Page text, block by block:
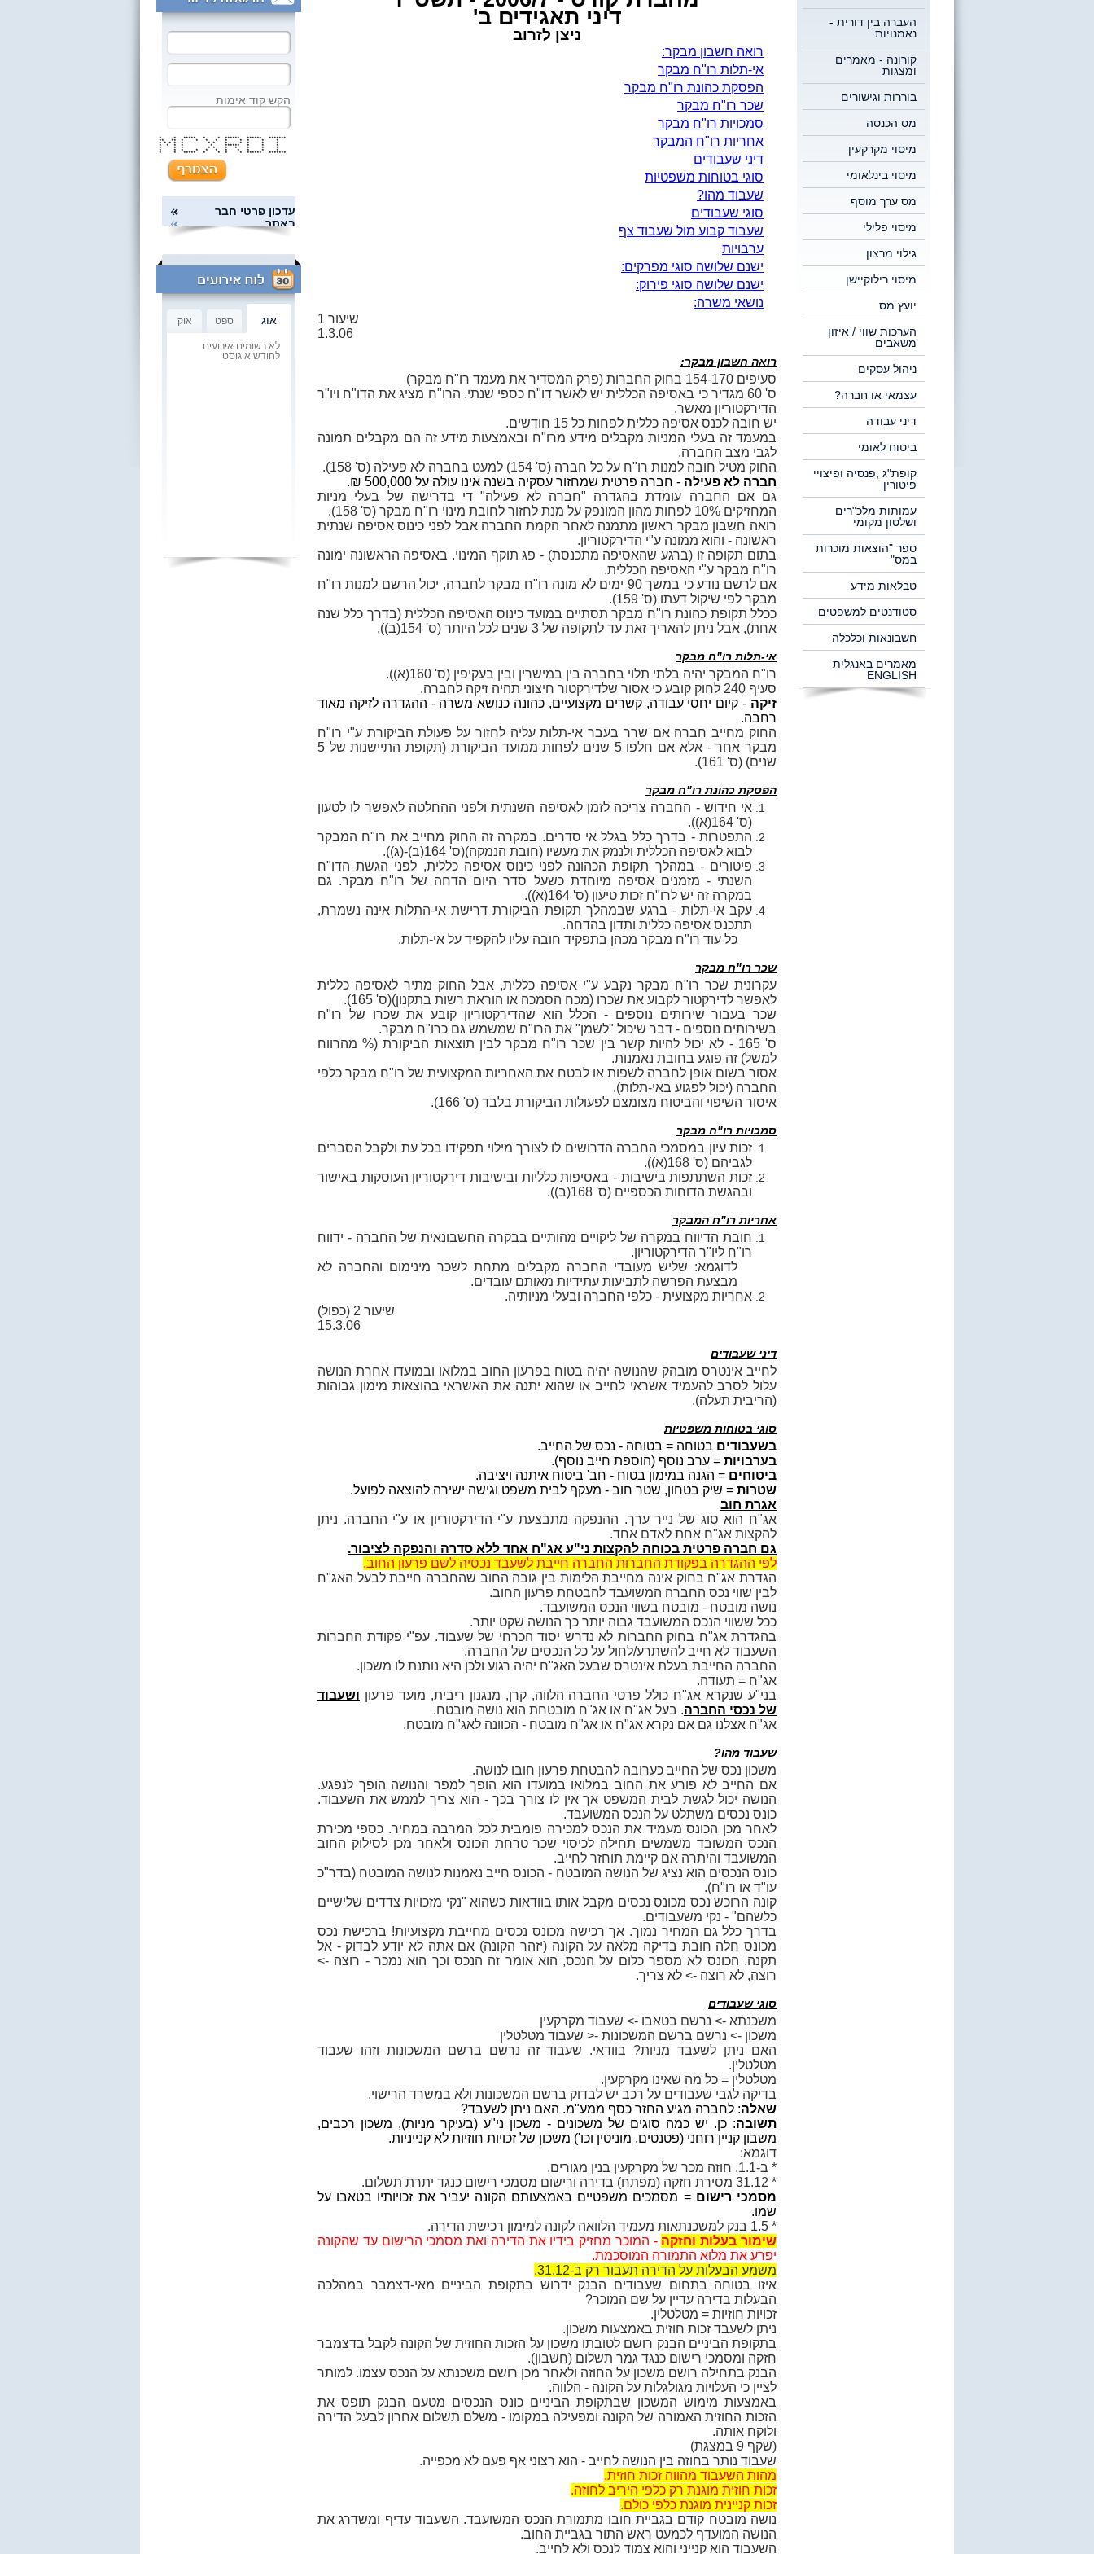
העברה בין דורית -
נאמנויות
קורונה - מאמרים
ומצגות
בוררות וגישורים
מס הכנסה
מיסוי מקרקעין
מיסוי בינלאומי
מס ערך מוסף
מיסוי פלילי
גילוי מרצון
מיסוי רילוקיישן
יועץ מס
הערכות שווי / איזון
משאבים
ניהול עסקים
עצמאי או חברה?
דיני עבודה
ביטוח לאומי
קופת"ג ,פנסיה ופיצויי
פיטורין
עמותות מלכ"רים
ושלטון מקומי
ספר "הוצאות מוכרות
במס"
טבלאות מידע
סטודנטים למשפטים
חשבונאות וכלכלה
מאמרים באנגלית
ENGLISH
דיני תאגידים ב'
ניצן לזרוב
רואה חשבון מבקר:
אי-תלות רו"ח מבקר
הפסקת כהונת רו"ח מבקר
שכר רו"ח מבקר
סמכויות רו"ח מבקר
אחריות רו"ח המבקר
דיני שעבודים
סוגי בטוחות משפטיות
שעבוד מהו?
סוגי שעבודים
שעבוד קבוע מול שעבוד צף
ערבויות
ישנם שלושה סוגי מפרקים:
ישנם שלושה סוגי פירוק:
נושאי משרה:
שיעור 1
1.3.06
רואה חשבון מבקר:
סעיפים 154-170 בחוק החברות (פרק המסדיר את מעמד רו"ח מבקר)
ס' 60 מגדיר כי באסיפה הכללית יש לאשר דו"ח כספי שנתי. הרו"ח מציג את הדו"ח ויו"ר
הדירקטוריון מאשר.
יש חובה לכנס אסיפה כללית לפחות כל 15 חודשים.
במעמד זה בעלי המניות מקבלים מידע מרו"ח ובאמצעות מידע זה הם מקבלים תמונה
לגבי מצב החברה.
החוק מטיל חובה למנות רו"ח על כל חברה (ס' 154) למעט בחברה לא פעילה (ס' 158).
חברה לא פעילה - חברה פרטית שמחזור עסקיה בשנה אינו עולה על 500,000 ₪.
גם אם החברה עומדת בהגדרה "חברה לא פעילה" די בדרישה של בעלי מניות
המחזיקים 10% לפחות מהון המונפק על מנת לחזור לחובת מינוי רו"ח מבקר (ס' 158).
רואה חשבון מבקר ראשון מתמנה לאחר הקמת החברה אבל לפני כינוס אסיפה שנתית
ראשונה - והוא ממונה ע"י הדירקטוריון.
בתום תקופה זו (ברגע שהאסיפה מתכנסת) - פג תוקף המינוי. באסיפה הראשונה ימונה
רו"ח מבקר ע"י האסיפה הכללית.
אם לרשם נודע כי במשך 90 ימים לא מונה רו"ח מבקר לחברה, יכול הרשם למנות רו"ח
מבקר לפי שיקול דעתו (ס' 159).
ככלל תקופת כהונת רו"ח מבקר תסתיים במועד כינוס האסיפה הכללית (בדרך כלל שנה
אחת), אבל ניתן להאריך זאת עד לתקופה של 3 שנים לכל היותר (ס' 154(ב)).
אי-תלות רו"ח מבקר
רו"ח המבקר יהיה בלתי תלוי בחברה בין במישרין ובין בעקיפין (ס' 160(א)).
סעיף 240 לחוק קובע כי אסור שלדירקטור חיצוני תהיה זיקה לחברה.
זיקה - קיום יחסי עבודה, קשרים מקצועיים, כהונה כנושא משרה - ההגדרה לזיקה מאוד
רחבה.
החוק מחייב חברה אם שרר בעבר אי-תלות עליה לחזור על פעולת הביקורת ע"י רו"ח
מבקר אחר - אלא אם חלפו 5 שנים לפחות ממועד הביקורת (תקופת התיישנות של 5
שנים) (ס' 161).
הפסקת כהונת רו"ח מבקר
אי חידוש - החברה צריכה לזמן לאסיפה השנתית ולפני ההחלטה לאפשר לו לטעון
(ס' 164(א)).
התפטרות - בדרך כלל בגלל אי סדרים. במקרה זה החוק מחייב את רו"ח המבקר
לבוא לאסיפה הכללית ולנמק את מעשיו (חובת הנמקה)(ס' 164(ב)-(ג)).
פיטורים - במהלך תקופת הכהונה לפני כינוס אסיפה כללית, לפני הגשת הדו"ח
השנתי - מזמנים אסיפה מיוחדת כשעל סדר היום הדחה של רו"ח מבקר. גם
במקרה זה יש לרו"ח זכות טיעון (ס' 164(א)).
עקב אי-תלות - ברגע שבמהלך תקופת הביקורת דרישת אי-התלות אינה נשמרת,
תתכנס אסיפה כללית ותדון בהדחה.
כל עוד רו"ח מבקר מכהן בתפקיד חובה עליו להקפיד על אי-תלות.
שכר רו"ח מבקר
עקרונית שכר רו"ח מבקר נקבע ע"י אסיפה כללית, אבל החוק מתיר לאסיפה כללית
לאפשר לדירקטור לקבוע את שכרו (מכח הסמכה או הוראת רשות בתקנון)(ס' 165).
שכר בעבור שירותים נוספים - הכלל הוא שהדירקטוריון קובע את שכרו של רו"ח
בשירותים נוספים - דבר שיכול "לשמן" את הרו"ח שמשמש גם כרו"ח מבקר.
ס' 165 - לא יכול להיות קשר בין שכר רו"ח מבקר לבין תוצאות הביקורת (% מהרווח
למשל) זה פוגע בחובת נאמנות.
אסור בשום אופן לחברה לשפות או לבטח את האחריות המקצועית של רו"ח מבקר כלפי
החברה (יכול לפגוע באי-תלות).
איסור השיפוי והביטוח מצומצם לפעולות הביקורת בלבד (ס' 166).
סמכויות רו"ח מבקר
זכות עיון במסמכי החברה הדרושים לו לצורך מילוי תפקידו בכל עת ולקבל הסברים
לגביהם (ס' 168(א)).
זכות השתתפות בישיבות - באסיפות כלליות ובישיבות דירקטוריון העוסקות באישור
ובהגשת הדוחות הכספיים (ס' 168(ב)).
אחריות רו"ח המבקר
חובת הדיווח במקרה של ליקויים מהותיים בבקרה החשבונאית של החברה - ידווח
רו"ח ליו"ר הדירקטוריון.
לדוגמא: שליש מעובדי החברה מקבלים מתחת לשכר מינימום והחברה לא
מבצעת הפרשה לתביעות עתידיות מאותם עובדים.
אחריות מקצועית - כלפי החברה ובעלי מניותיה.
שיעור 2 (כפול)
15.3.06
דיני שעבודים
לחייב אינטרס מובהק שהנושה יהיה בטוח בפרעון החוב במלואו ובמועדו אחרת הנושה
עלול לסרב להעמיד אשראי לחייב או שהוא יתנה את האשראי בהוצאות מימון גבוהות
(הריבית תעלה).
סוגי בטוחות משפטיות
בשעבודים בטוחה = בטוחה - נכס של החייב.
בערבויות = ערב נוסף (הוספת חייב נוסף).
ביטוחים = הגנה במימון בטוח - חב' ביטוח איתנה ויציבה.
שטרות = שיק בטחון, שטר חוב - מעקף לבית משפט וגישה ישירה להוצאה לפועל.
אגרת חוב
אג"ח הוא סוג של נייר ערך. ההנפקה מתבצעת ע"י הדירקטוריון או ע"י החברה. ניתן
להקצות אג"ח אחת לאדם אחד.
גם חברה פרטית בכוחה להקצות ני"ע אג"ח אחד ללא סדרה והנפקה לציבור.
לפי ההגדרה בפקודת החברות החברה חייבת לשעבד נכסיה לשם פרעון החוב.
הגדרת אג"ח בחוק אינה מחייבת הלימות בין גובה החוב שהחברה חייבת לבעל האג"ח
לבין שווי נכס החברה המשועבד להבטחת פרעון החוב.
נושה מובטח - מובטח בשווי הנכס המשועבד.
ככל ששווי הנכס המשועבד גבוה יותר כך הנושה שקט יותר.
בהגדרת אג"ח בחוק החברות לא נדרש יסוד הכרחי של שעבוד. עפ"י פקודת החברות
השעבוד לא חייב להשתרע/לחול על כל הנכסים של החברה.
החברה החייבת בעלת אינטרס שבעל האג"ח יהיה רגוע ולכן היא נותנת לו משכון.
אג"ח = תעודה.
בני"ע שנקרא אג"ח כולל פרטי החברה הלווה, קרן, מנגנון ריבית, מועד פרעון ושעבוד
של נכסי החברה. בעל אג"ח או אג"ח מובטחת הוא נושה מובטח.
אג"ח אצלנו גם אם נקרא אג"ח או אג"ח מובטח - הכוונה לאג"ח מובטח.
שעבוד מהו?
משכון נכס של החייב כערובה להבטחת פרעון חובו לנושה.
אם החייב לא פורע את החוב במלואו במועדו הוא הופך למפר והנושה הופך לנפגע.
הנושה יכול לגשת לבית המשפט אך אין לו צורך בכך - הוא צריך לממש את השעבוד.
כונס נכסים משתלט על הנכס המשועבד.
לאחר מכן הכונס מעמיד את הנכס למכירה פומבית לכל המרבה במחיר. כספי מכירת
הנכס המשובד משמשים תחילה לכיסוי שכר טרחת הכונס ולאחר מכן לסילוק החוב
המשועבד והיתרה אם קיימת תוחזר לחייב.
כונס הנכסים הוא נציג של הנושה המובטח - הכונס חייב נאמנות לנושה המובטח (בדר"כ
עו"ד או רו"ח).
קונה הרוכש נכס מכונס נכסים מקבל אותו בוודאות כשהוא "נקי מזכויות צדדים שלישיים
כלשהם" - נקי משעבודים.
בדרך כלל גם המחיר נמוך. אך רכישה מכונס נכסים מחייבת מקצועיות! ברכישת נכס
מכונס חלה חובת בדיקה מלאה על הקונה (יזהר הקונה) אם אתה לא יודע לבדוק - אל
תקנה. הכונס לא מספר כלום על הנכס, הוא אומר זה הנכס וכך הוא נמכר - רוצה ->
רוצה, לא רוצה -> לא צריך.
סוגי שעבודים
משכנתא -> נרשם בטאבו -> שעבוד מקרקעין
משכון -> נרשם ברשם המשכונות -< שעבוד מטלטלין
האם ניתן לשעבד מניות? בוודאי. שעבוד זה נרשם ברשם המשכונות וזהו שעבוד
מטלטלין.
מטלטלין = כל מה שאינו מקרקעין.
בדיקה לגבי שעבודים על רכב יש לבדוק ברשם המשכונות ולא במשרד הרישוי.
שאלה: לחברה מגיע החזר כסף ממע"מ. האם ניתן לשעבד?
תשובה: כן. יש כמה סוגים של משכונים - משכון ני"ע (בעיקר מניות), משכון רכבים,
משבון קניין רוחני (פטנטים, מוניטין וכו') משכון של זכויות חוזיות לא קנייניות.
דוגמא:
* ב-1.1. חוזה מכר של מקרקעין בנין מגורים.
* 31.12 מסירת חזקה (מפתח) בדירה ורישום מסמכי רישום כנגד יתרת תשלום.
מסמכי רישום = מסמכים משפטיים באמצעותם הקונה יעביר את זכויותיו בטאבו על
שמו.
* 1.5 בנק למשכנתאות מעמיד הלוואה לקונה למימון רכישת הדירה.
שימור בעלות וחזקה - המוכר מחזיק בידיו את הדירה ואת מסמכי הרישום עד שהקונה
יפרע את מלוא התמורה המוסכמת.
משמע הבעלות על הדירה תעבור רק ב-31.12.
איזו בטוחה בתחום שעבודים הבנק ידרוש בתקופת הביניים מאי-דצמבר במהלכה
הבעלות בדירה עדיין על שם המוכר?
זכויות חוזיות = מטלטלין.
ניתן לשעבד זכות חוזית באמצעות משכון.
בתקופת הביניים הבנק רושם לטובתו משכון על הזכות החוזית של הקונה לקבל בדצמבר
חזקה ומסמכי רישום כנגד גמר תשלום (חשבון).
הבנק בתחילה רושם משכון על החוזה ולאחר מכן רושם משכנתא על הנכס עצמו. למותר
לציין כי העלויות מגולגלות על הקונה - הלווה.
באמצעות מימוש המשכון שבתקופת הביניים כונס הנכסים מטעם הבנק תופס את
הזכות החוזית האמורה של הקונה ומפעילה במקומו - משלם תשלום אחרון לבעל הדירה
ולוקח אותה.
(שקף 9 במצגת)
שעבוד נותר בחוזה בין הנושה לחייב - הוא רצוני אף פעם לא מכפייה.
מהות השעבוד מהווה זכות חוזית.
זכות חוזית מוגנת רק כלפי היריב לחוזה.
זכות קניינית מוגנת כלפי כולם.
נושה מובטח קודם בגביית חובו מתמורת הנכס המשועבד. השעבוד עדיף ומשדרג את
הנושה המועדף לכמעט ראש התור בגביית החוב.
השעבוד הוא קנייני והוא צמוד לנכס ולא לחייב.
הקש קוד אימות
* * ***** * * ****** ****** *******
** ** * * * * * * * * *
* * * * * * * * * * * *
* * * * * ****** * * *
* * * * * * * * * *
* * * * * * * * * * *
* * ***** * * * * ****** *******
עדכון פרטי חבר
באתר
אוג ספט אוק
לא רשומים אירועים
לחודש אוגוסט